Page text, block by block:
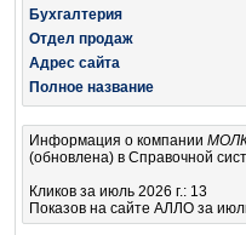
Бухгалтерия
Отдел продаж
Адрес сайта
Полное название
Информация о компании
(обновлена) в Справочной
Кликов за июль 2026 г.: 13
Показов на сайте АЛЛО за